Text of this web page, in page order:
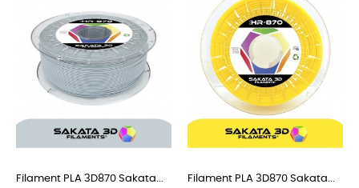
Filament PLA 3D870 Sakata...
Filament PLA 3D870 Sakata...